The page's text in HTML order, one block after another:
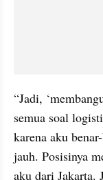
“Jadi,
semua soal
karena aku
jauh. Posisinya
aku dari Jakarta.